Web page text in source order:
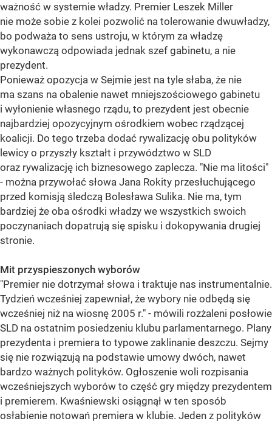
ważność w systemie władzy. Premier Leszek Miller
nie może sobie z kolei pozwolić na tolerowanie dwuwładzy,
bo podważa to sens ustroju, w którym za władzę
wykonawczą odpowiada jednak szef gabinetu, a nie
prezydent.
Ponieważ opozycja w Sejmie jest na tyle słaba, że nie
ma szans na obalenie nawet mniejszościowego gabinetu
i wyłonienie własnego rządu, to prezydent jest obecnie
najbardziej opozycyjnym ośrodkiem wobec rządzącej
koalicji. Do tego trzeba dodać rywalizację obu polityków
lewicy o przyszły kształt i przywództwo w SLD
oraz rywalizację ich biznesowego zaplecza. "Nie ma litości"
- można przywołać słowa Jana Rokity przesłuchującego
przed komisją śledczą Bolesława Sulika. Nie ma, tym
bardziej że oba ośrodki władzy we wszystkich swoich
poczynaniach dopatrują się spisku i dokopywania drugiej
stronie.
Mit przyspieszonych wyborów
"Premier nie dotrzymał słowa i traktuje nas instrumentalnie.
Tydzień wcześniej zapewniał, że wybory nie odbędą się
wcześniej niż na wiosnę 2005 r." - mówili rozżaleni posłowie
SLD na ostatnim posiedzeniu klubu parlamentarnego. Plany
prezydenta i premiera to typowe zaklinanie deszczu. Sejmy
się nie rozwiązują na podstawie umowy dwóch, nawet
bardzo ważnych polityków. Ogłoszenie woli rozpisania
wcześniejszych wyborów to część gry między prezydentem
i premierem. Kwaśniewski osiągnął w ten sposób
osłabienie notowań premiera w klubie. Jeden z polityków